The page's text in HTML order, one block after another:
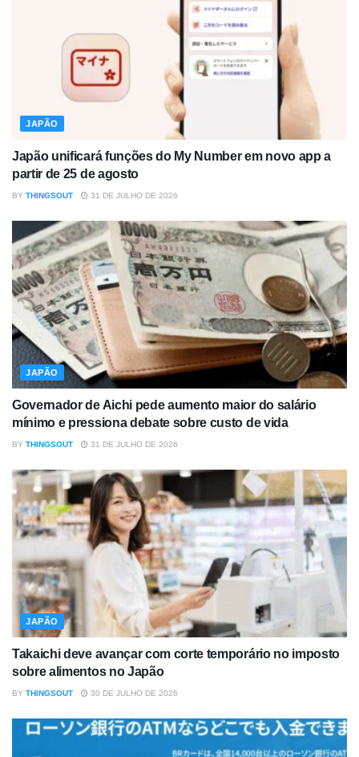
JAPÃO
Japão unificará funções do My Number em novo app a
partir de 25 de agosto
BY THINGSOUT 31 DE JULHO DE 2026
JAPÃO
Governador de Aichi pede aumento maior do salário
mínimo e pressiona debate sobre custo de vida
BY THINGSOUT 31 DE JULHO DE 2026
JAPÃO
Takaichi deve avançar com corte temporário no imposto
sobre alimentos no Japão
BY THINGSOUT 30 DE JULHO DE 2026